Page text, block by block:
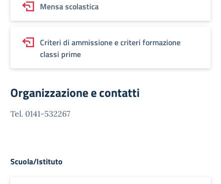
Mensa scolastica
Criteri di ammissione e criteri formazione
classi prime
Organizzazione e contatti
Tel. 0141-532267
Scuola/Istituto